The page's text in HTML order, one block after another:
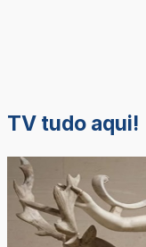
TV tudo aqui!